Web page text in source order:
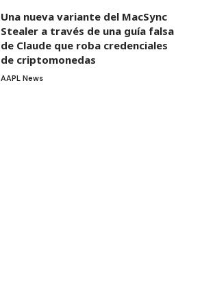
Una nueva variante del MacSync
Stealer a través de una guía falsa
de Claude que roba credenciales
de criptomonedas
AAPL News